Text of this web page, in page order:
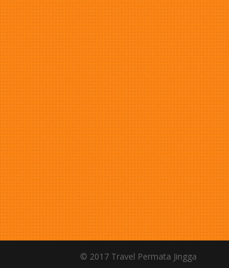
© 2017 Travel Permata Jingga